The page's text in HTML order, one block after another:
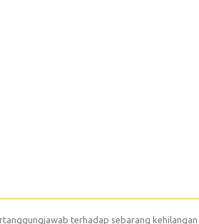
terhadap sebarang